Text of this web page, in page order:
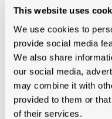
This website uses
We use cookies to
provide social media
We also share
our social media,
may combine it with
provided to them or
of their services.
Velux
Fakro en
Fenstro
Ferov
Coupoles
Verrières
Pergolux
Autres
Fenêtre
Fibres-ciment
Ardoises